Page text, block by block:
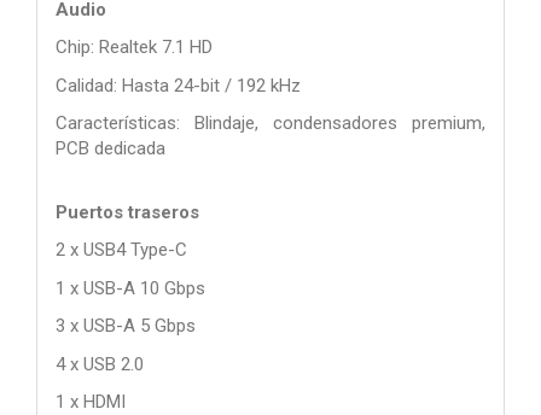
Audio
Chip: Realtek 7.1 HD
Calidad: Hasta 24-bit / 192 kHz
Características: Blindaje, condensadores premium,
PCB dedicada
Puertos traseros
2 x USB4 Type-C
1 x USB-A 10 Gbps
3 x USB-A 5 Gbps
4 x USB 2.0
1 x HDMI